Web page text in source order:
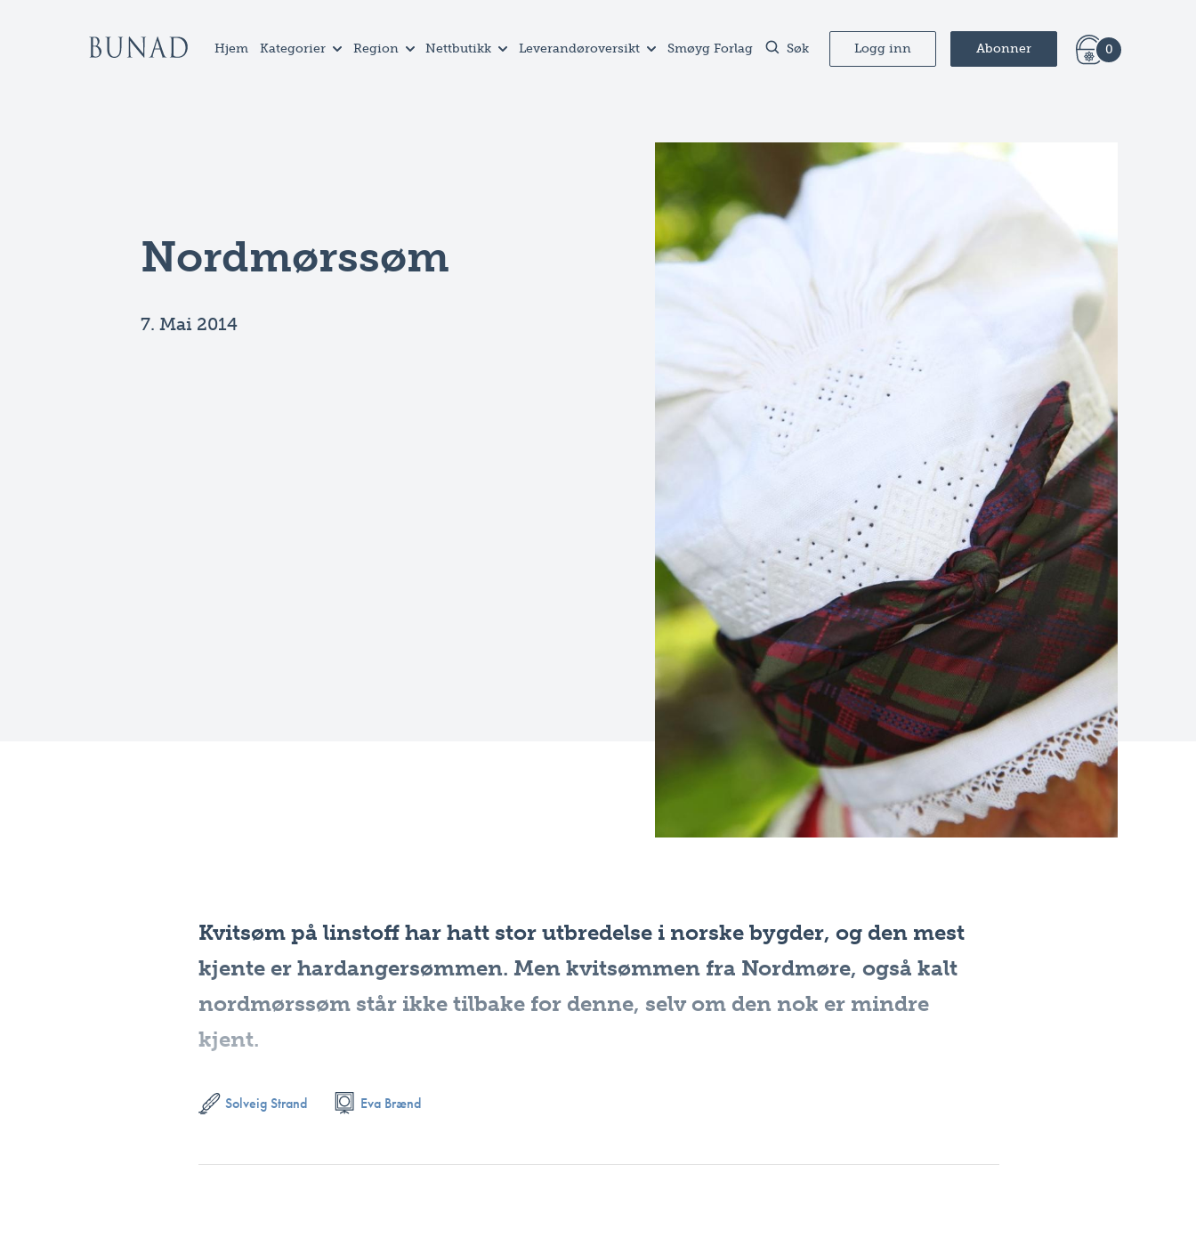
Hjem Kategorier Region Nettbutikk Leverandøroversikt Smøyg Forlag Søk Logg inn Abonner 0
Nordmørssøm
7. Mai 2014
Kvitsøm på linstoff har hatt stor utbredelse i norske bygder, og den mest
kjente er hardangersømmen. Men kvitsømmen fra Nordmøre, også kalt
nordmørssøm står ikke tilbake for denne, selv om den nok er mindre
kjent.
Solveig Strand Eva Brænd